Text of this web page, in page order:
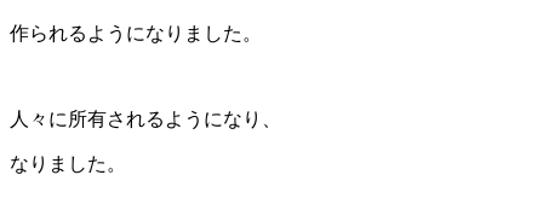
作られるようになりました。
人々に所有されるようになり、
なりました。